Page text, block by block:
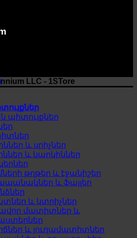
LLC - 1STore
պիտույքներ
և սրիչներ
և կարկիններ
թղթեր և էջանիշեր
և ֆայլեր
և կտրիչներ
մատիտներ և
և յուղամատիտներ